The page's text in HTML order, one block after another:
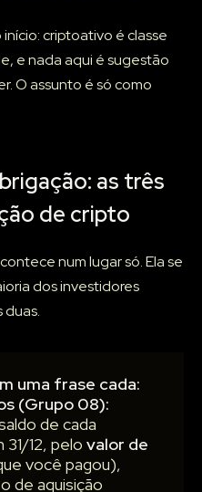
criptoativo é classe
e nada aqui é sugestão
O assunto é só como
as três
de cripto
num lugar só. Ela se
dos investidores
duas.
uma frase cada:
(Grupo 08):
de cada
12, pelo valor de
você pagou),
de aquisição